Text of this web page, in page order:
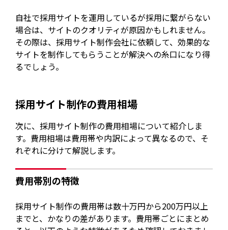
自社で採用サイトを運用しているが採用に繋がらない
場合は、サイトのクオリティが原因かもしれません。
その際は、採用サイト制作会社に依頼して、効果的な
サイトを制作してもらうことが解決への糸口になり得
るでしょう。
採用サイト制作の費用相場
次に、採用サイト制作の費用相場について紹介しま
す。費用相場は費用帯や内訳によって異なるので、そ
れぞれに分けて解説します。
費用帯別の特徴
採用サイト制作の費用帯は数十万円から200万円以上
までと、かなりの差があります。費用帯ごとにまとめ